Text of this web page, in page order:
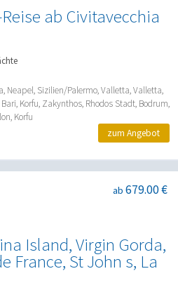
ab Civitavecchia
Neapel, Sizilien/Palermo, Valletta, Valletta,
Korfu, Zakynthos, Rhodos Stadt, Bodrum,
Korfu
zum Angebot
Island, Virgin Gorda,
France, St John s, La
ab 679.00 €